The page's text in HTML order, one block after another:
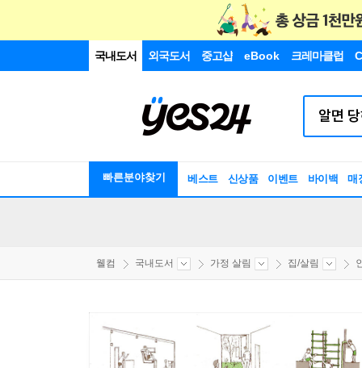
국내도서 외국도서 중고샵 eBook 크레마클럽
빠른분야찾기 베스트 신상품 이벤트 바이백 매
웰컴 국내도서 가정 살림 집/살림